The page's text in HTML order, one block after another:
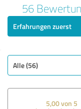
5,00 von 5
Qualität
Nutzen
56
Erfahrungen zuerst
Alle (56)
5,00 von 5